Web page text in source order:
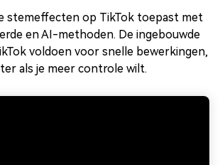
stemeffecten op TikTok toepast met
en AI-methoden. De ingebouwde
voldoen voor snelle bewerkingen,
als je meer controle wilt.